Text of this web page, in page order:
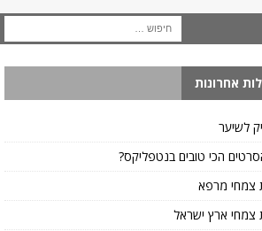
אחרונות
לשיער
הכי טובים בנטפליקס?
צמחי מרפא
צמחי ארץ ישראל